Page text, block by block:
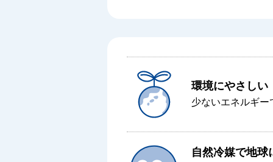
環境にやさしい
少ないエネルギ
自然冷媒で地球